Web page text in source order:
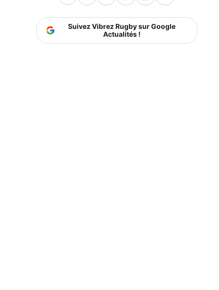
Suivez Vibrez Rugby sur Google
Actualités !